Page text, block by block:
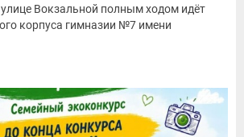
Вокзальной полным ходом идёт
корпуса гимназии №7 имени